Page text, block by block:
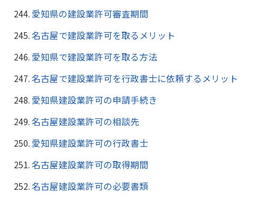
愛知県の建設業許可審査期間
名古屋で建設業許可を取るメリット
愛知県で建設業許可を取る方法
名古屋で建設業許可を行政書士に依頼するメリット
愛知県建設業許可の申請手続き
名古屋建設業許可の相談先
愛知県建設業許可の行政書士
名古屋建設業許可の取得期間
名古屋建設業許可の必要書類